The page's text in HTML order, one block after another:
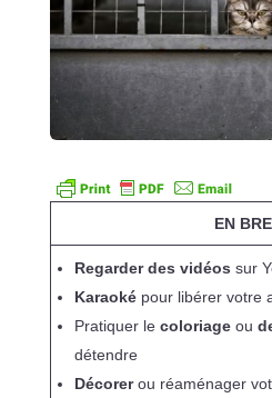
EN
Regarder des vidéos sur
Karaoképour libérer votre
Pratiquer le coloriageou
détendre
Décorerou réaménager